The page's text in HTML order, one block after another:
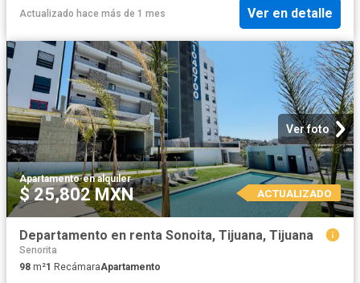
Actualizado hace más de 1 mes Ver en detalle
Ver foto
Apartamento·en alquiler
$ 25,802 MXN ACTUALIZADO
Departamento en renta Sonoita, Tijuana, Tijuana
Senorita
98 m²1 RecámaraApartamento